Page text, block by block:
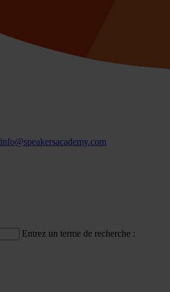
info@speakersacademy.com
Entrez un terme de recherche :